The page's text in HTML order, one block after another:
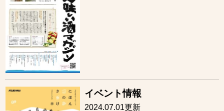
イベント情報
2024.07.01更新